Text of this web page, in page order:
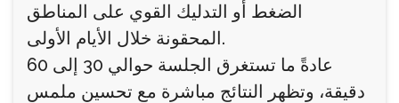
الضغط أو التدليك القوي على المناطق
المحقونة خلال الأيام الأولى.
عادةً ما تستغرق الجلسة حوالي 30 إلى 60
دقيقة، وتظهر النتائج مباشرة مع تحسين ملمس